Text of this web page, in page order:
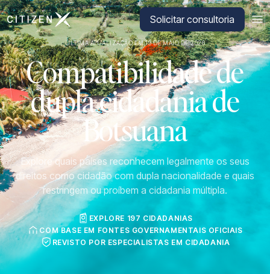
Ir para a página inicial da CitizenX Solicitar consultoria
ÚLTIMA ATUALIZAÇÃO EM 19 DE MAIO DE 2026
Compatibilidade de
dupla cidadania de
Botsuana
Explore quais países reconhecem legalmente os seus
direitos como cidadão com dupla nacionalidade e quais
restringem ou proíbem a cidadania múltipla.
EXPLORE 197 CIDADANIAS
COM BASE EM FONTES GOVERNAMENTAIS OFICIAIS
REVISTO POR ESPECIALISTAS EM CIDADANIA